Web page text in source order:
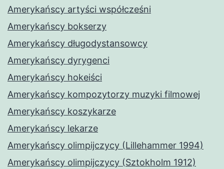
Amerykańscy artyści współcześni
Amerykańscy bokserzy
Amerykańscy długodystansowcy
Amerykańscy dyrygenci
Amerykańscy hokeiści
Amerykańscy kompozytorzy muzyki filmowej
Amerykańscy koszykarze
Amerykańscy lekarze
Amerykańscy olimpijczycy (Lillehammer 1994)
Amerykańscy olimpijczycy (Sztokholm 1912)